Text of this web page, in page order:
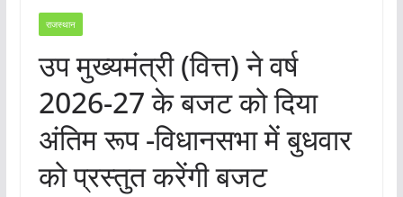
राजस्थान
उप मुख्यमंत्री (वित्त) ने वर्ष
2026-27 के बजट को दिया
अंतिम रूप -विधानसभा में बुधवार
को प्रस्तुत करेंगी बजट